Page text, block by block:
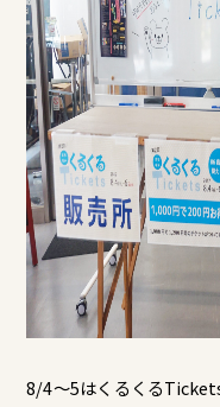
8/4～5はくるくる